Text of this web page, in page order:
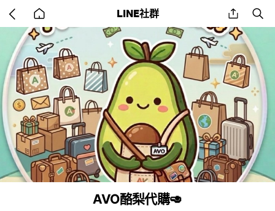
back
to
home
LINE社群 share
AVO酪梨代購🥑